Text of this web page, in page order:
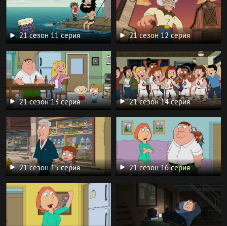
21 сезон 11 серия 21 сезон 12 серия
21 сезон 13 серия 21 сезон 14 серия
21 сезон 15 серия 21 сезон 16 серия